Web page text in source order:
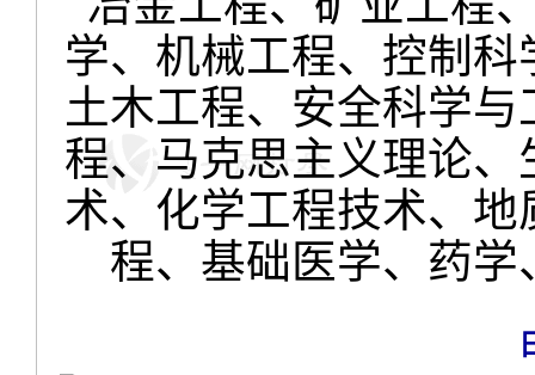
学、机械工程、控制
土木工程、安全科学
程、马克思主义理论
术、化学工程技术、
程、基础医学、药